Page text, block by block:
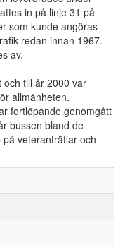
in på linje 31 på
som kunde angöras
redan innan 1967.
av.
och till år 2000 var
allmänheten.
fortlöpande genomgått
bussen bland de
veteranträffar och